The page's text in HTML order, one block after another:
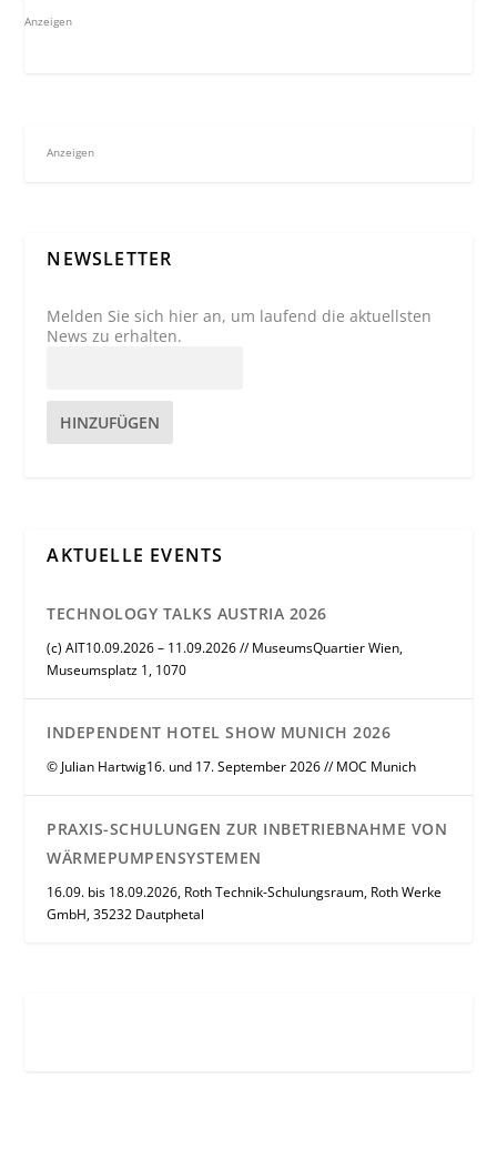
Anzeigen
Anzeigen
NEWSLETTER
Melden Sie sich hier an, um laufend die aktuellsten
News zu erhalten.
HINZUFÜGEN
AKTUELLE EVENTS
TECHNOLOGY TALKS AUSTRIA 2026
(c) AIT10.09.2026 – 11.09.2026 // MuseumsQuartier Wien,
Museumsplatz 1, 1070
INDEPENDENT HOTEL SHOW MUNICH 2026
© Julian Hartwig16. und 17. September 2026 // MOC Munich
PRAXIS-SCHULUNGEN ZUR INBETRIEBNAHME VON
WÄRMEPUMPENSYSTEMEN
16.09. bis 18.09.2026, Roth Technik-Schulungsraum, Roth Werke
GmbH, 35232 Dautphetal